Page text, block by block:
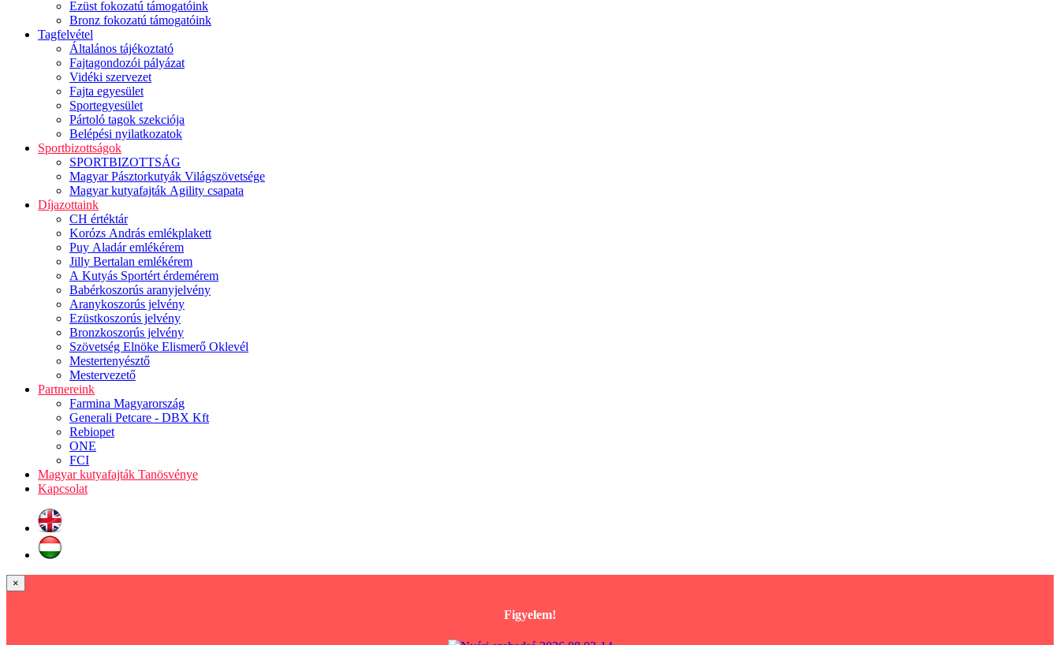
Ezüst fokozatú támogatóink
Bronz fokozatú támogatóink
Tagfelvétel
Általános tájékoztató
Fajtagondozói pályázat
Vidéki szervezet
Fajta egyesület
Sportegyesület
Pártoló tagok szekciója
Belépési nyilatkozatok
Sportbizottságok
SPORTBIZOTTSÁG
Magyar Pásztorkutyák Világszövetsége
Magyar kutyafajták Agility csapata
Díjazottaink
CH értéktár
Korózs András emlékplakett
Puy Aladár emlékérem
Jilly Bertalan emlékérem
A Kutyás Sportért érdemérem
Babérkoszorús aranyjelvény
Aranykoszorús jelvény
Ezüstkoszorús jelvény
Bronzkoszorús jelvény
Szövetség Elnöke Elismerő Oklevél
Mestertenyésztő
Mestervezető
Partnereink
Farmina Magyarország
Generali Petcare - DBX Kft
Rebiopet
ONE
FCI
Magyar kutyafajták Tanösvénye
Kapcsolat
×
Figyelem!